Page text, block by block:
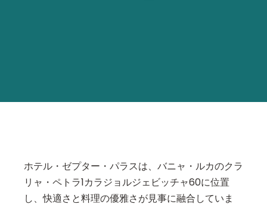
ホテル・ゼプター・パラスは、バニャ・ルカのクラ
リャ・ペトラ1カラジョルジェビッチャ60に位置
し、快適さと料理の優雅さが見事に融合していま